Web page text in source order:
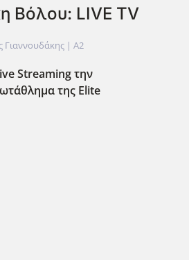
Βόλου: LIVE TV
Γιαννουδάκης | A2
Streamingτην
της Elite